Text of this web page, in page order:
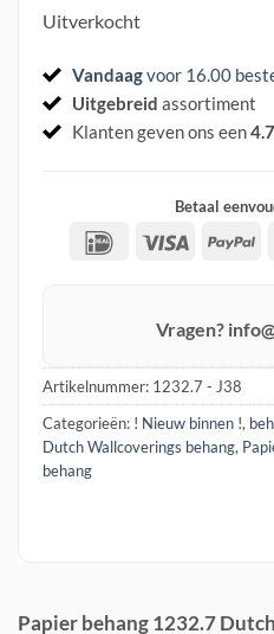
Uitverkocht
Vandaagvoor 16.00
Uitgebreid assortiment
Klanten geven ons een
Betaal
IDeal Visa
Vragen?
Artikelnummer: 1232.7 - J38
Categorieën: ! Nieuw binnen !,
Dutch Wallcoverings behang,
behang
Papier behang 1232.7